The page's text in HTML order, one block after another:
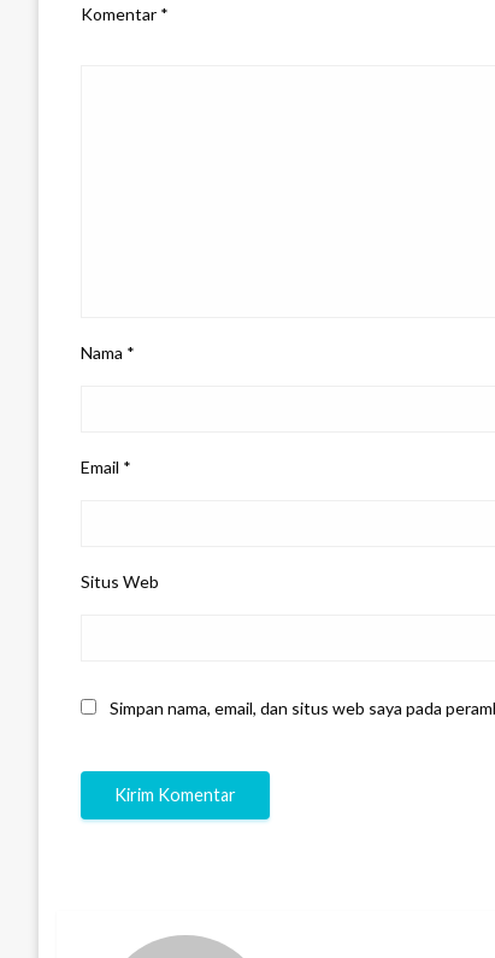
Komentar *
Nama *
Email *
Situs Web
Simpan nama, email, dan situs web saya pada